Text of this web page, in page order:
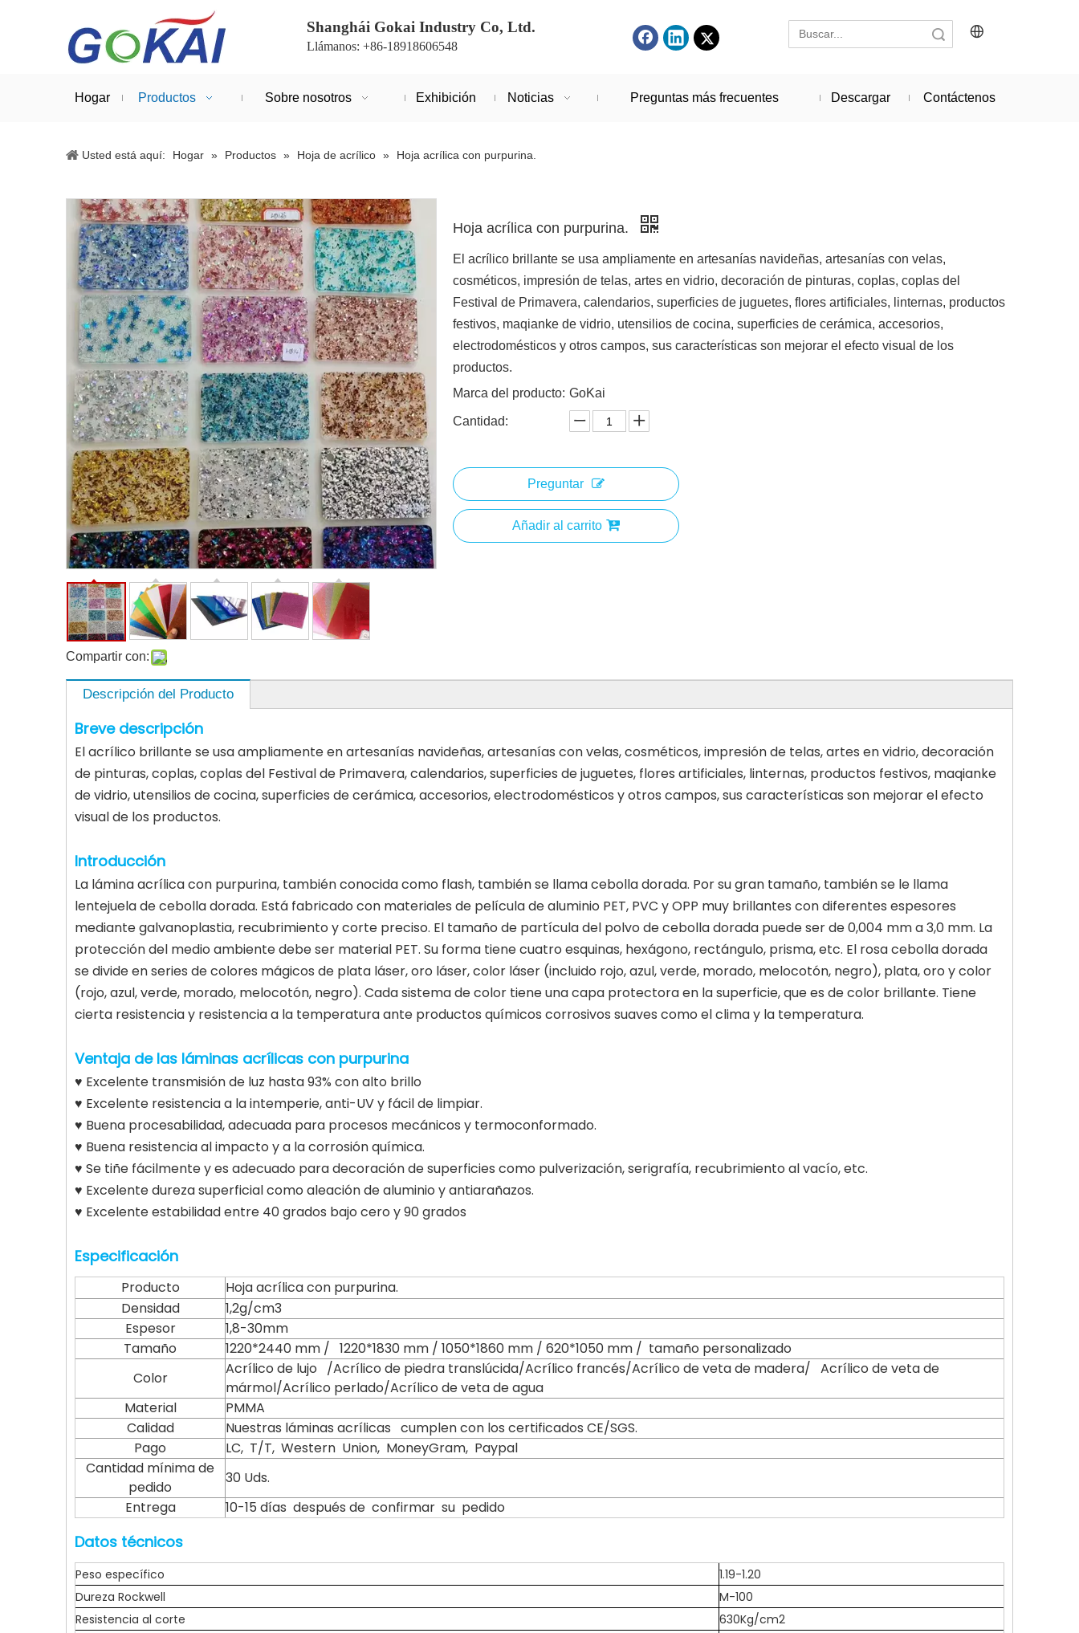
Shanghái Gokai Industry Co, Ltd.
Llámanos: +86-18918606548
Hogar Productos Sobre nosotros Exhibición Noticias Preguntas más frecuentes Descargar Contáctenos
Usted está aquí: Hogar » Productos » Hoja de acrílico » Hoja acrílica con purpurina.
Compartir con:
Hoja acrílica con purpurina.
El acrílico brillante se usa ampliamente en artesanías navideñas, artesanías con velas,
cosméticos, impresión de telas, artes en vidrio, decoración de pinturas, coplas, coplas del
Festival de Primavera, calendarios, superficies de juguetes, flores artificiales, linternas, productos
festivos, maqianke de vidrio, utensilios de cocina, superficies de cerámica, accesorios,
electrodomésticos y otros campos, sus características son mejorar el efecto visual de los
productos.
Marca del producto: GoKai
Cantidad:
Preguntar
Añadir al carrito
Descripción del Producto
Breve descripción
El acrílico brillante se usa ampliamente en artesanías navideñas, artesanías con velas, cosméticos, impresión de telas, artes en vidrio, decoración
de pinturas, coplas, coplas del Festival de Primavera, calendarios, superficies de juguetes, flores artificiales, linternas, productos festivos, maqianke
de vidrio, utensilios de cocina, superficies de cerámica, accesorios, electrodomésticos y otros campos, sus características son mejorar el efecto
visual de los productos.
Introducción
La lámina acrílica con purpurina, también conocida como flash, también se llama cebolla dorada. Por su gran tamaño, también se le llama
lentejuela de cebolla dorada. Está fabricado con materiales de película de aluminio PET, PVC y OPP muy brillantes con diferentes espesores
mediante galvanoplastia, recubrimiento y corte preciso. El tamaño de partícula del polvo de cebolla dorada puede ser de 0,004 mm a 3,0 mm. La
protección del medio ambiente debe ser material PET. Su forma tiene cuatro esquinas, hexágono, rectángulo, prisma, etc. El rosa cebolla dorada
se divide en series de colores mágicos de plata láser, oro láser, color láser (incluido rojo, azul, verde, morado, melocotón, negro), plata, oro y color
(rojo, azul, verde, morado, melocotón, negro). Cada sistema de color tiene una capa protectora en la superficie, que es de color brillante. Tiene
cierta resistencia y resistencia a la temperatura ante productos químicos corrosivos suaves como el clima y la temperatura.
Ventaja de las láminas acrílicas con purpurina
♥ Excelente transmisión de luz hasta 93% con alto brillo
♥ Excelente resistencia a la intemperie, anti-UV y fácil de limpiar.
♥ Buena procesabilidad, adecuada para procesos mecánicos y termoconformado.
♥ Buena resistencia al impacto y a la corrosión química.
♥ Se tiñe fácilmente y es adecuado para decoración de superficies como pulverización, serigrafía, recubrimiento al vacío, etc.
♥ Excelente dureza superficial como aleación de aluminio y antiarañazos.
♥ Excelente estabilidad entre 40 grados bajo cero y 90 grados
Especificación
Producto
Hoja acrílica con purpurina.
Densidad
1,2g/cm3
Espesor
1,8-30mm
Tamaño
1220*2440 mm / 1220*1830 mm / 1050*1860 mm / 620*1050 mm / tamaño personalizado
Color
Acrílico de lujo /Acrílico de piedra translúcida/Acrílico francés/Acrílico de veta de madera/ Acrílico de veta de
mármol/Acrílico perlado/Acrílico de veta de agua
Material
PMMA
Calidad
Nuestras láminas acrílicas cumplen con los certificados CE/SGS.
Pago
LC, T/T, Western Union, MoneyGram, Paypal
Cantidad mínima de
pedido
30 Uds.
Entrega
10-15 días después de confirmar su pedido
Datos técnicos
Peso específico
1.19-1.20
Dureza Rockwell
M-100
Resistencia al corte
630Kg/cm2